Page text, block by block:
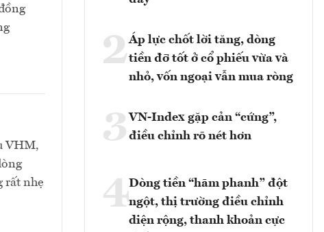
VHM,
rất nhẹ
2Áp lực chốt lời tăng, dòng
tiền đỡ tốt ở cổ phiếu vừa và
nhỏ, vốn ngoại vẫn mua ròng
3 VN-Index gặp cản “cứng”,
điều chỉnh rõ nét hơn
4Dòng tiền “hãm phanh” đột
ngột, thị trường điều chỉnh
diện rộng, thanh khoản cực